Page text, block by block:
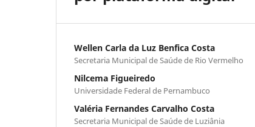
Wellen Carla da Luz Benfica Costa
Secretaria Municipal de Saúde de Rio Vermelho
Nilcema Figueiredo
Universidade Federal de Pernambuco
Valéria Fernandes Carvalho Costa
Secretaria Municipal de Saúde de Luziânia